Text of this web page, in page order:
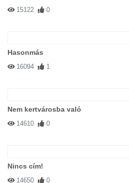
15122 0
Hasonmás
16094 1
Nem kertvárosba való
14610 0
Nincs cím!
14650 0